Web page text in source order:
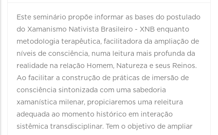
Este seminário propõe informar as bases do postulado
do Xamanismo Nativista Brasileiro - XNB enquanto
metodologia terapêutica, facilitadora da ampliação de
níveis de consciência, numa leitura mais profunda da
realidade na relação Homem, Natureza e seus Reinos.
Ao facilitar a construção de práticas de imersão de
consciência sintonizada com uma sabedoria
xamanística milenar, propiciaremos uma releitura
adequada ao momento histórico em interação
sistêmica transdisciplinar. Tem o objetivo de ampliar